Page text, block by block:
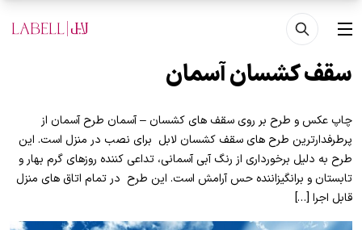
رفتن به محتوای اصلی
منو
سقف کشسان آسمان
چاپ عکس و طرح بر روی سقف های کشسان – آسمان طرح آسمان از
پرطرفدارترین طرح های سقف کشسان لابل برای نصب در منزل است. این
طرح به دلیل برخورداری از رنگ آبی آسمانی، تداعی کننده روزهای گرم بهار و
تابستان و برانگیزاننده حس آرامش است. این طرح در تمام اتاق های منزل
قابل اجرا […]